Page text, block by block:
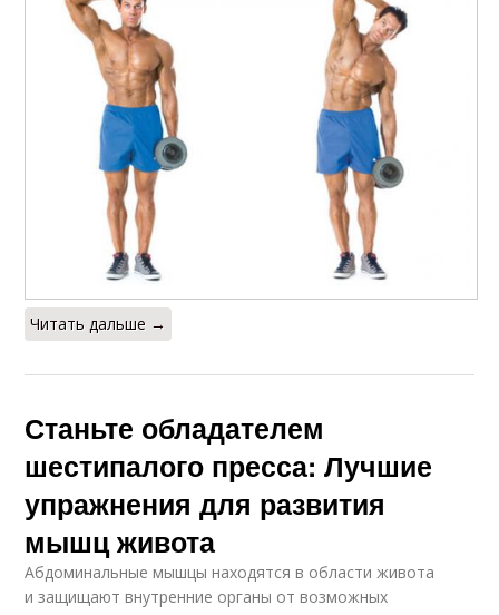
Читать дальше →
Станьте обладателем
шестипалого пресса: Лучшие
упражнения для развития
мышц живота
Абдоминальные мышцы находятся в области живота
и защищают внутренние органы от возможных